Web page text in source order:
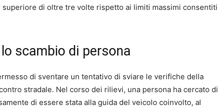
superiore di oltre tre volte rispetto ai limiti massimi consentiti
scambio di persona
di sventare un tentativo di sviare le verifiche della
stradale. Nel corso dei rilievi, una persona ha cercato di
di essere stata alla guida del veicolo coinvolto, al